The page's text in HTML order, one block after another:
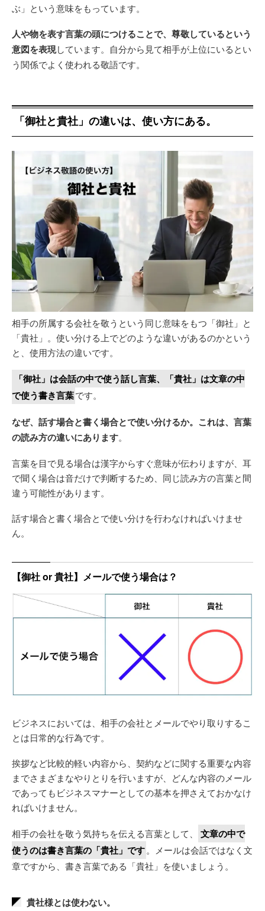
ぶ」という意味をもっています。
人や物を表す言葉の頭につけることで、尊敬しているという
意図を表現しています。自分から見て相手が上位にいるとい
う関係でよく使われる敬語です。
「御社と貴社」の違いは、使い方にある。
相手の所属する会社を敬うという同じ意味をもつ「御社」と
「貴社」。使い分ける上でどのような違いがあるのかという
と、使用方法の違いです。
「御社」は会話の中で使う話し言葉、「貴社」は文章の中
で使う書き言葉です。
なぜ、話す場合と書く場合とで使い分けるか。これは、言葉
の読み方の違いにあります。
言葉を目で見る場合は漢字からすぐ意味が伝わりますが、耳
で聞く場合は音だけで判断するため、同じ読み方の言葉と間
違う可能性があります。
話す場合と書く場合とで使い分けを行わなければいけませ
ん。
【御社 or 貴社】メールで使う場合は？
ビジネスにおいては、相手の会社とメールでやり取りするこ
とは日常的な行為です。
挨拶など比較的軽い内容から、契約などに関する重要な内容
までさまざまなやりとりを行いますが、どんな内容のメール
であってもビジネスマナーとしての基本を押さえておかなけ
ればいけません。
相手の会社を敬う気持ちを伝える言葉として、
文章の中で
使うのは書き言葉の「貴社」です。メールは会話ではなく文
章ですから、書き言葉である「貴社」を使いましょう。
貴社様とは使わない。